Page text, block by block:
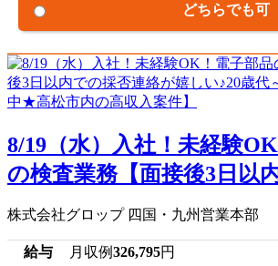
どちらでも可
8/19（水）入社！未経験
の検査業務【面接後3日以
株式会社グロップ 四国・九州営業本部
給与 月収例326,795円